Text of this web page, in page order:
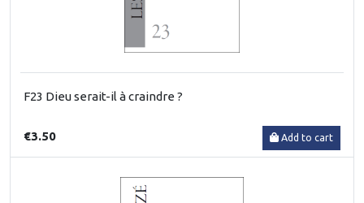
F23 Dieu serait-il à craindre ?
€3.50 Add to cart